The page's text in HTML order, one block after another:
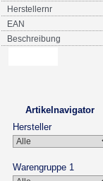
Herstellernr
EAN
Beschreibung
Artikelnavigator
Hersteller
Warengruppe 1